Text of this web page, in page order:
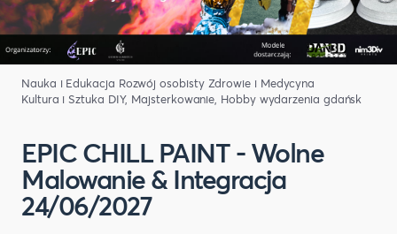
Nauka i Edukacja Rozwój osobisty Zdrowie i Medycyna
Kultura i Sztuka DIY, Majsterkowanie, Hobby wydarzenia gdańsk
EPIC CHILL PAINT - Wolne
Malowanie & Integracja
24/06/2027